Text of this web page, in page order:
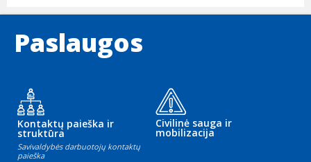
Paslaugos
Kontaktų paieška ir
struktūra
Savivaldybės darbuotojų kontaktų
paieška
Civilinė sauga ir
mobilizacija